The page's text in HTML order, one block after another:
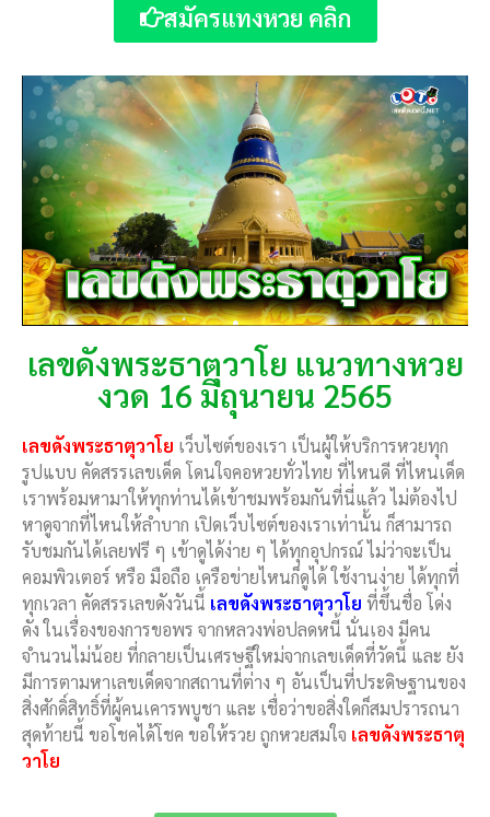
สมัครแทงหวย คลิก
เลขดังพระธาตุวาโย แนวทางหวย
งวด 16 มิถุนายน 2565
เลขดังพระธาตุวาโย เว็บไซต์ของเรา เป็นผู้ให้บริการหวยทุก
รูปแบบ คัดสรรเลขเด็ด โดนใจคอหวยทั่วไทย ที่ไหนดี ที่ไหนเด็ด
เราพร้อมหามาให้ทุกท่านได้เข้าชมพร้อมกันที่นี่แล้ว ไม่ต้องไป
หาดูจากที่ไหนให้ลำบาก เปิดเว็บไซต์ของเราเท่านั้น ก็สามารถ
รับชมกันได้เลยฟรี ๆ เข้าดูได้ง่าย ๆ ได้ทุกอุปกรณ์ ไม่ว่าจะเป็น
คอมพิวเตอร์ หรือ มือถือ เครือข่ายไหนก็ดูได้ ใช้งานง่าย ได้ทุกที่
ทุกเวลา คัดสรรเลขดังวันนี้ เลขดังพระธาตุวาโย ที่ขึ้นชื่อ โด่ง
ดัง ในเรื่องของการขอพร จากหลวงพ่อปลดหนี้ นั่นเอง มีคน
จำนวนไม่น้อย ที่กลายเป็นเศรษฐีใหม่จากเลขเด็ดที่วัดนี้ และ ยัง
มีการตามหาเลขเด็ดจากสถานที่ต่าง ๆ อันเป็นที่ประดิษฐานของ
สิ่งศักดิ์สิทธิ์ที่ผู้คนเคารพบูชา และ เชื่อว่าขอสิ่งใดก็สมปรารถนา
สุดท้ายนี้ ขอโชคได้โชค ขอให้รวย ถูกหวยสมใจ เลขดังพระธาตุ
วาโย